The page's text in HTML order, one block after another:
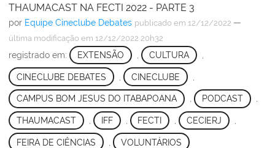
THAUMACAST NA FECTI 2022 - PARTE 3
por Equipe Cineclube Debates publicado em 12/12/2022 —
última modificação em 12/12/2022 20h32
registrado em: EXTENSÃO CULTURA
CINECLUBE DEBATES CINECLUBE
CAMPUS BOM JESUS DO ITABAPOANA , PODCAST ,
THAUMACAST IFF FECTI , CECIERJ
FEIRA DE CIÊNCIAS VOLUNTÁRIOS